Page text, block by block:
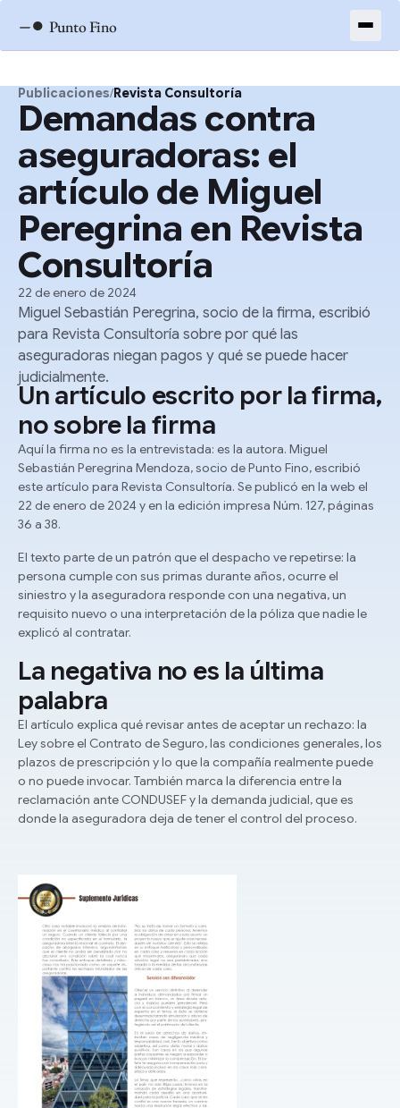
–● Punto Fino
Publicaciones/Revista Consultoría
Demandas contra
aseguradoras: el
artículo de Miguel
Peregrina en Revista
Consultoría
22 de enero de 2024
Miguel Sebastián Peregrina, socio de la firma, escribió
para Revista Consultoría sobre por qué las
aseguradoras niegan pagos y qué se puede hacer
judicialmente.
Un artículo escrito por la firma,
no sobre la firma
Aquí la firma no es la entrevistada: es la autora. Miguel
Sebastián Peregrina Mendoza, socio de Punto Fino, escribió
este artículo para Revista Consultoría. Se publicó en la web el
22 de enero de 2024 y en la edición impresa Núm. 127, páginas
36 a 38.
El texto parte de un patrón que el despacho ve repetirse: la
persona cumple con sus primas durante años, ocurre el
siniestro y la aseguradora responde con una negativa, un
requisito nuevo o una interpretación de la póliza que nadie le
explicó al contratar.
La negativa no es la última
palabra
El artículo explica qué revisar antes de aceptar un rechazo: la
Ley sobre el Contrato de Seguro, las condiciones generales, los
plazos de prescripción y lo que la compañía realmente puede
o no puede invocar. También marca la diferencia entre la
reclamación ante CONDUSEF y la demanda judicial, que es
donde la aseguradora deja de tener el control del proceso.